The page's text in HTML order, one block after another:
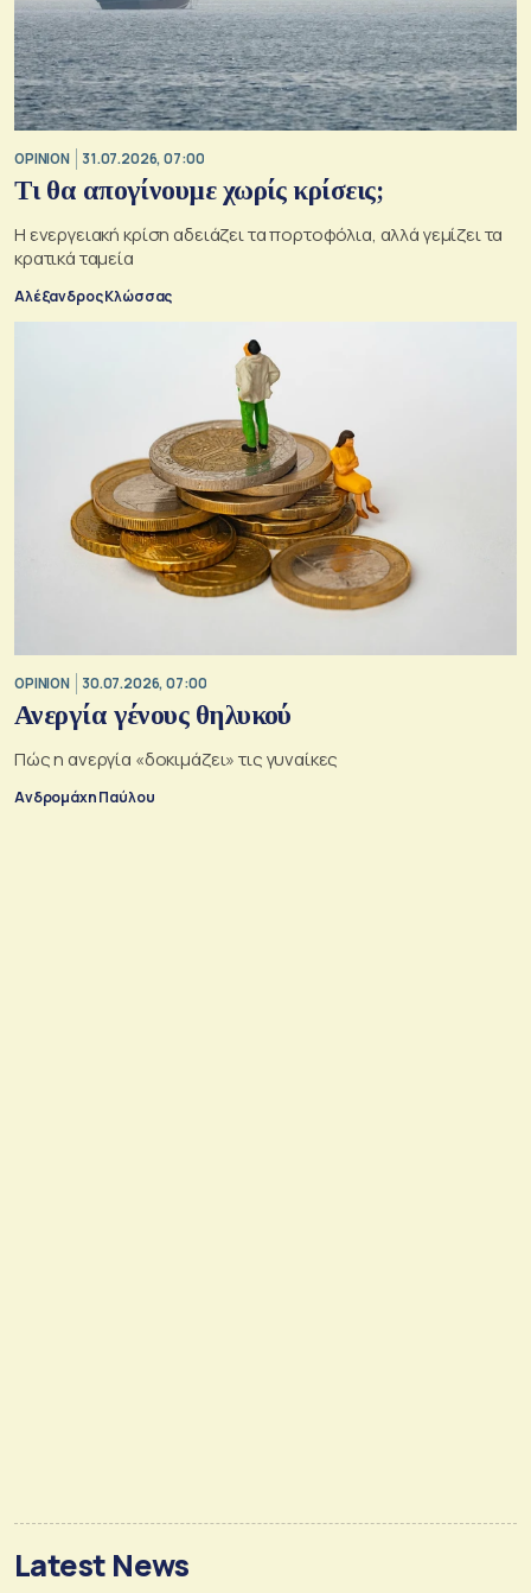
OPINION 31.07.2026, 07:00
Τι θα απογίνουμε χωρίς κρίσεις;
Η ενεργειακή κρίση αδειάζει τα πορτοφόλια, αλλά γεμίζει τα
κρατικά ταμεία
Αλέξανδρος Κλώσσας
OPINION 30.07.2026, 07:00
Ανεργία γένους θηλυκού
Πώς η ανεργία «δοκιμάζει» τις γυναίκες
Ανδρομάχη Παύλου
Latest News